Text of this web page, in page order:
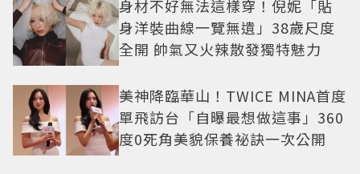
身材不好無法這樣穿！倪妮「貼
身洋裝曲線一覽無遺」38歲尺度
全開 帥氣又火辣散發獨特魅力
美神降臨華山！TWICE MINA首度
單飛訪台「自曝最想做這事」360
度0死角美貌保養祕訣一次公開